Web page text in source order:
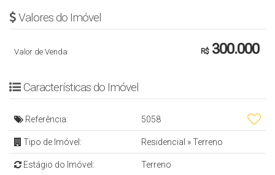
- 200 m² Área Total
EMPREENDIMENTO
- Pet Place
- Praça
- Vestiário
Valores do Imóvel
R$300.000
Valor de Venda
Características do Imóvel
Referência: 5058
Tipo de Imóvel: Residencial »Terreno
Estágio do Imóvel: Terreno